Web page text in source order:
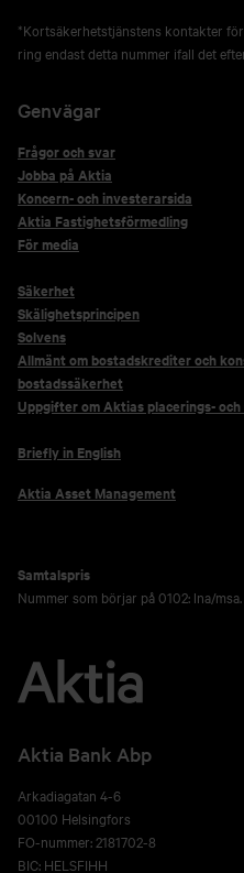
*Kortsäkerhetstjänstens kontakter
ring endast detta nummer ifall det
Genvägar
Frågor och svar
Jobba på Aktia
Koncern- och investerarsida
Aktia Fastighetsförmedling
För media
Säkerhet
Skälighetsprincipen
Solvens
Allmänt om bostadskrediter och
bostadssäkerhet
Uppgifter om Aktias placerings-
Briefly in English
Aktia Asset Management
Samtalspris
Nummer som börjar på 0102: lna/msa.
Aktia Bank Abp
Arkadiagatan 4-6
00100 Helsingfors
FO-nummer: 2181702-8
BIC: HELSFIHH